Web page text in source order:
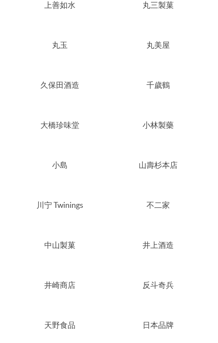
上善如水 丸三製菓
丸玉 丸美屋
久保田酒造 千歲鶴
大橋珍味堂 小林製藥
小島 山壽杉本店
川宁 Twinings 不二家
中山製菓 井上酒造
井崎商店 反斗奇兵
天野食品 日本品牌